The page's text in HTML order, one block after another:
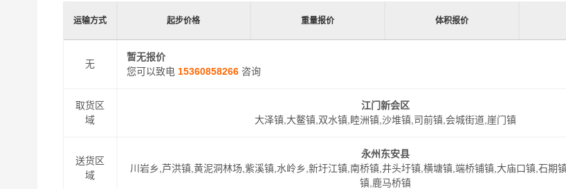
运输方式 起步价格 重量报价 体积报价
无
暂无报价
您可以致电 15360858266咨询
取货区
域
江门新会区
大泽镇,大鳌镇,双水镇,睦洲镇,沙堆镇,司前镇,会城街道,崖门镇
送货区
域
永州东安县
川岩乡,芦洪镇,黄泥洞林场,紫溪镇,水岭乡,新圩江镇,南桥镇,井头圩镇,横塘镇,端桥铺镇,大庙口镇,石期
镇,鹿马桥镇